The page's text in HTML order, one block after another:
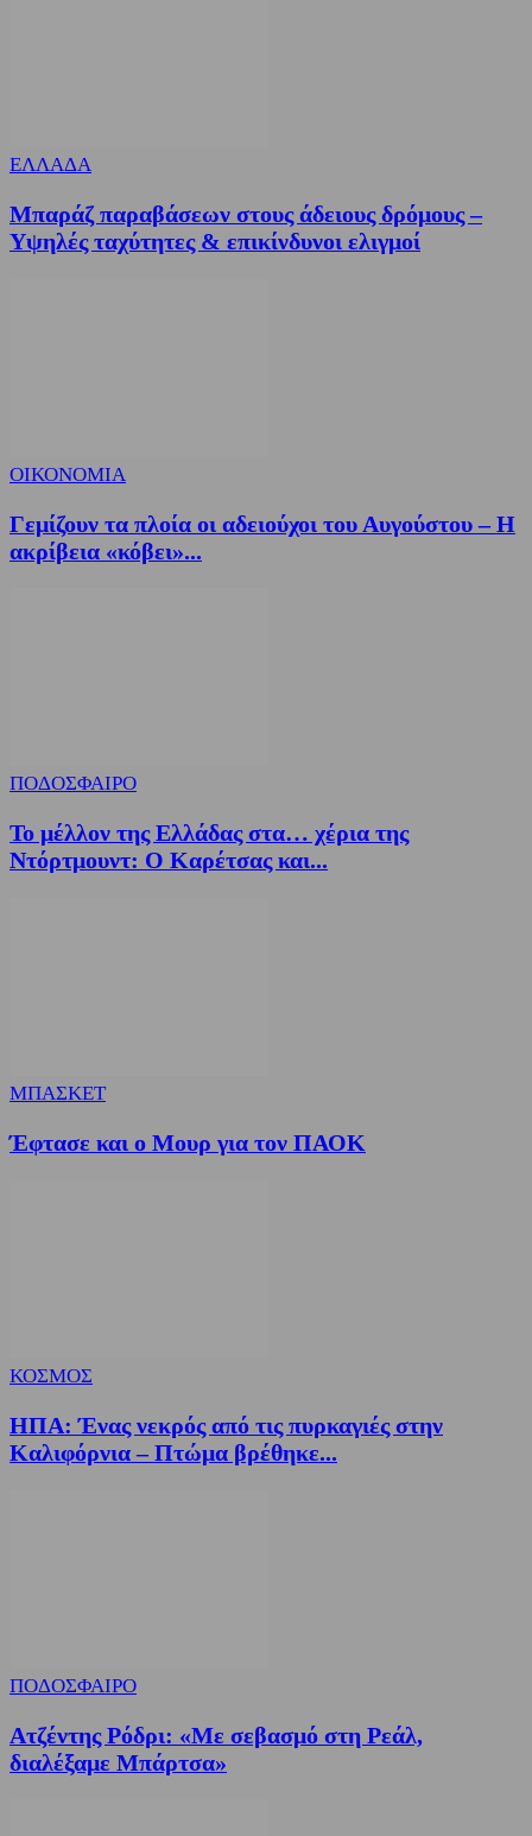
ΕΛΛΑΔΑ
Μπαράζ παραβάσεων στους άδειους δρόμους –
Υψηλές ταχύτητες & επικίνδυνοι ελιγμοί
ΟΙΚΟΝΟΜΙΑ
Γεμίζουν τα πλοία οι αδειούχοι του Αυγούστου – Η
ακρίβεια «κόβει»...
ΠΟΔΟΣΦΑΙΡΟ
Το μέλλον της Ελλάδας στα… χέρια της
Ντόρτμουντ: Ο Καρέτσας και...
ΜΠΑΣΚΕΤ
Έφτασε και ο Μουρ για τον ΠΑΟΚ
ΚΟΣΜΟΣ
ΗΠΑ: Ένας νεκρός από τις πυρκαγιές στην
Καλιφόρνια – Πτώμα βρέθηκε...
ΠΟΔΟΣΦΑΙΡΟ
Ατζέντης Ρόδρι: «Με σεβασμό στη Ρεάλ,
διαλέξαμε Μπάρτσα»